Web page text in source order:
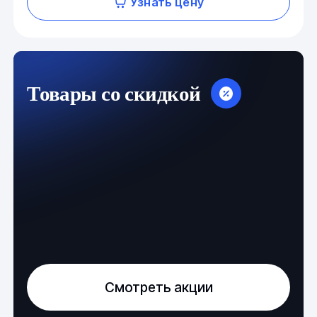
Товары со скидкой
Смотреть акции